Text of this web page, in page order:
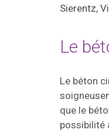
Sierentz,
Le
Le béton
que le
possibilité